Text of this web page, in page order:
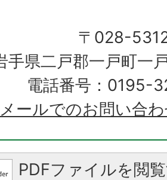
〒028-
手県二戸郡一戸町一
電話番号：0195-
メールでのお問い合
PDFファイルを閲